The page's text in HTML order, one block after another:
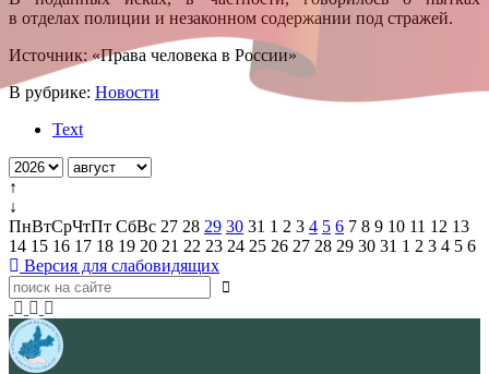
в отделах полиции и незаконном содержании под стражей.
Источник: «Права человека в России»
В рубрике: Новости
Text
↑
↓
ПнВтСрЧтПт СбВс 27 28 29 30 31 1 2 3 4 5 6 7 8 9 10 11 12 13
14 15 16 17 18 19 20 21 22 23 24 25 26 27 28 29 30 31 1 2 3 4 5 6
Версия для слабовидящих